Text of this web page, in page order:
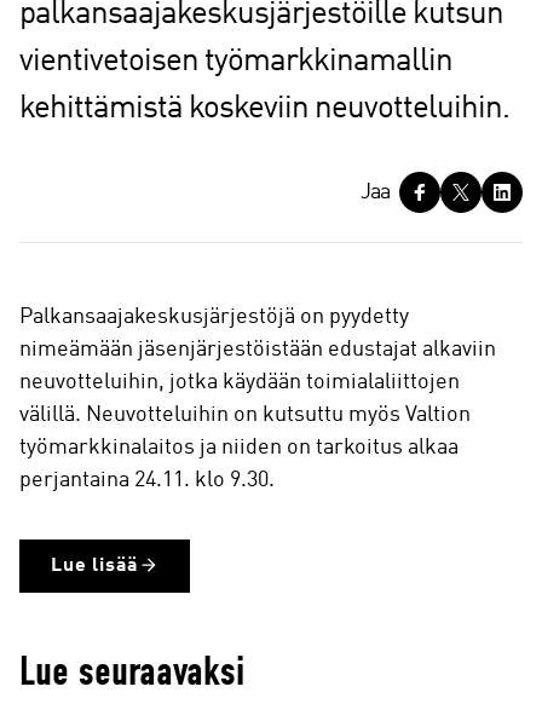
palkansaajakeskusjärjestöille kutsun
vientivetoisen työmarkkinamallin
kehittämistä koskeviin neuvotteluihin.
a
Jaa
Palkansaajakeskusjärjestöjä on pyydetty
nimeämään jäsenjärjestöistään edustajat alkaviin
neuvotteluihin, jotka käydään toimialaliittojen
välillä. Neuvotteluihin on kutsuttu myös Valtion
työmarkkinalaitos ja niiden on tarkoitus alkaa
perjantaina 24.11. klo 9.30.
Lue lisää
Lue seuraavaksi